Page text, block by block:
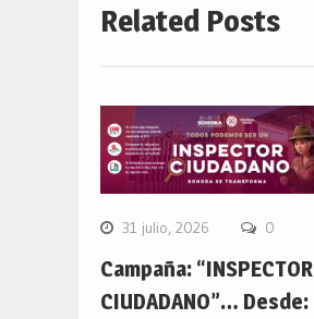
Related Posts
31 julio, 2026 0
Campaña: “INSPECTOR
CIUDADANO”… Desde: